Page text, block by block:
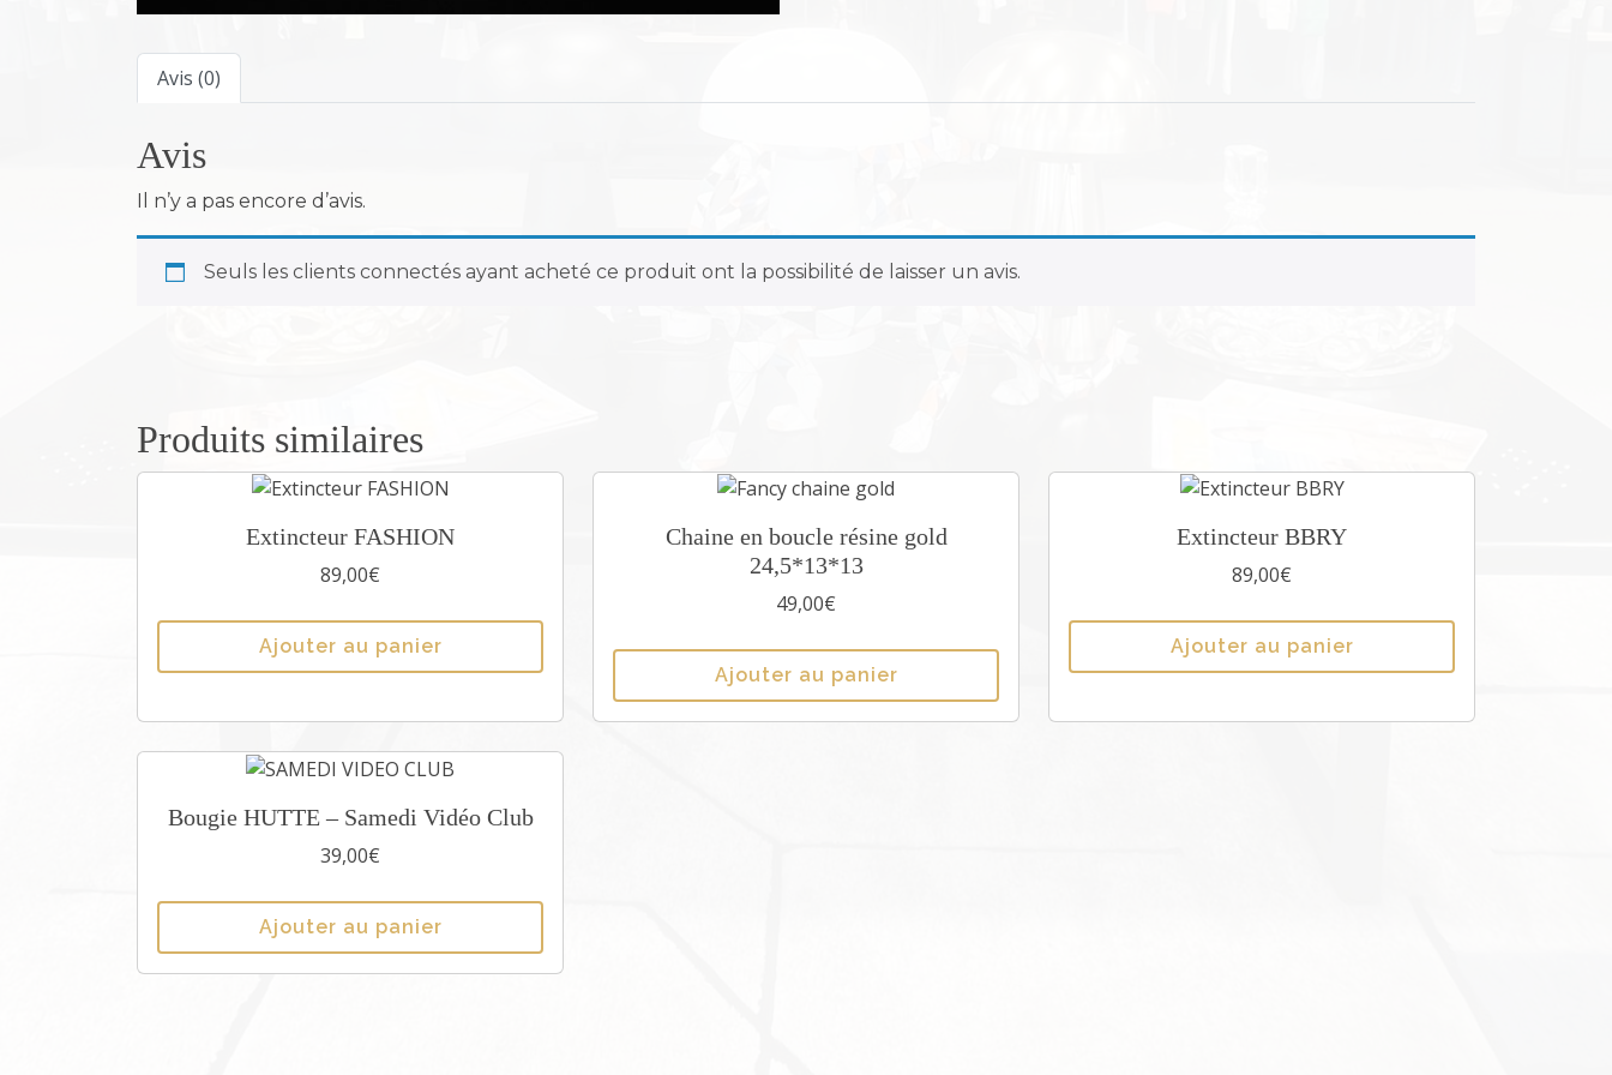
Avis (0)
Avis
Il n’y a pas encore d’avis.
Seuls les clients connectés ayant acheté ce produit ont la possibilité de laisser un avis.
Produits similaires
Extincteur FASHION
89,00€
Ajouter au panier
Chaine en boucle résine gold
24,5*13*13
49,00€
Ajouter au panier
Extincteur BBRY
89,00€
Ajouter au panier
Bougie HUTTE – Samedi Vidéo Club
39,00€
Ajouter au panier